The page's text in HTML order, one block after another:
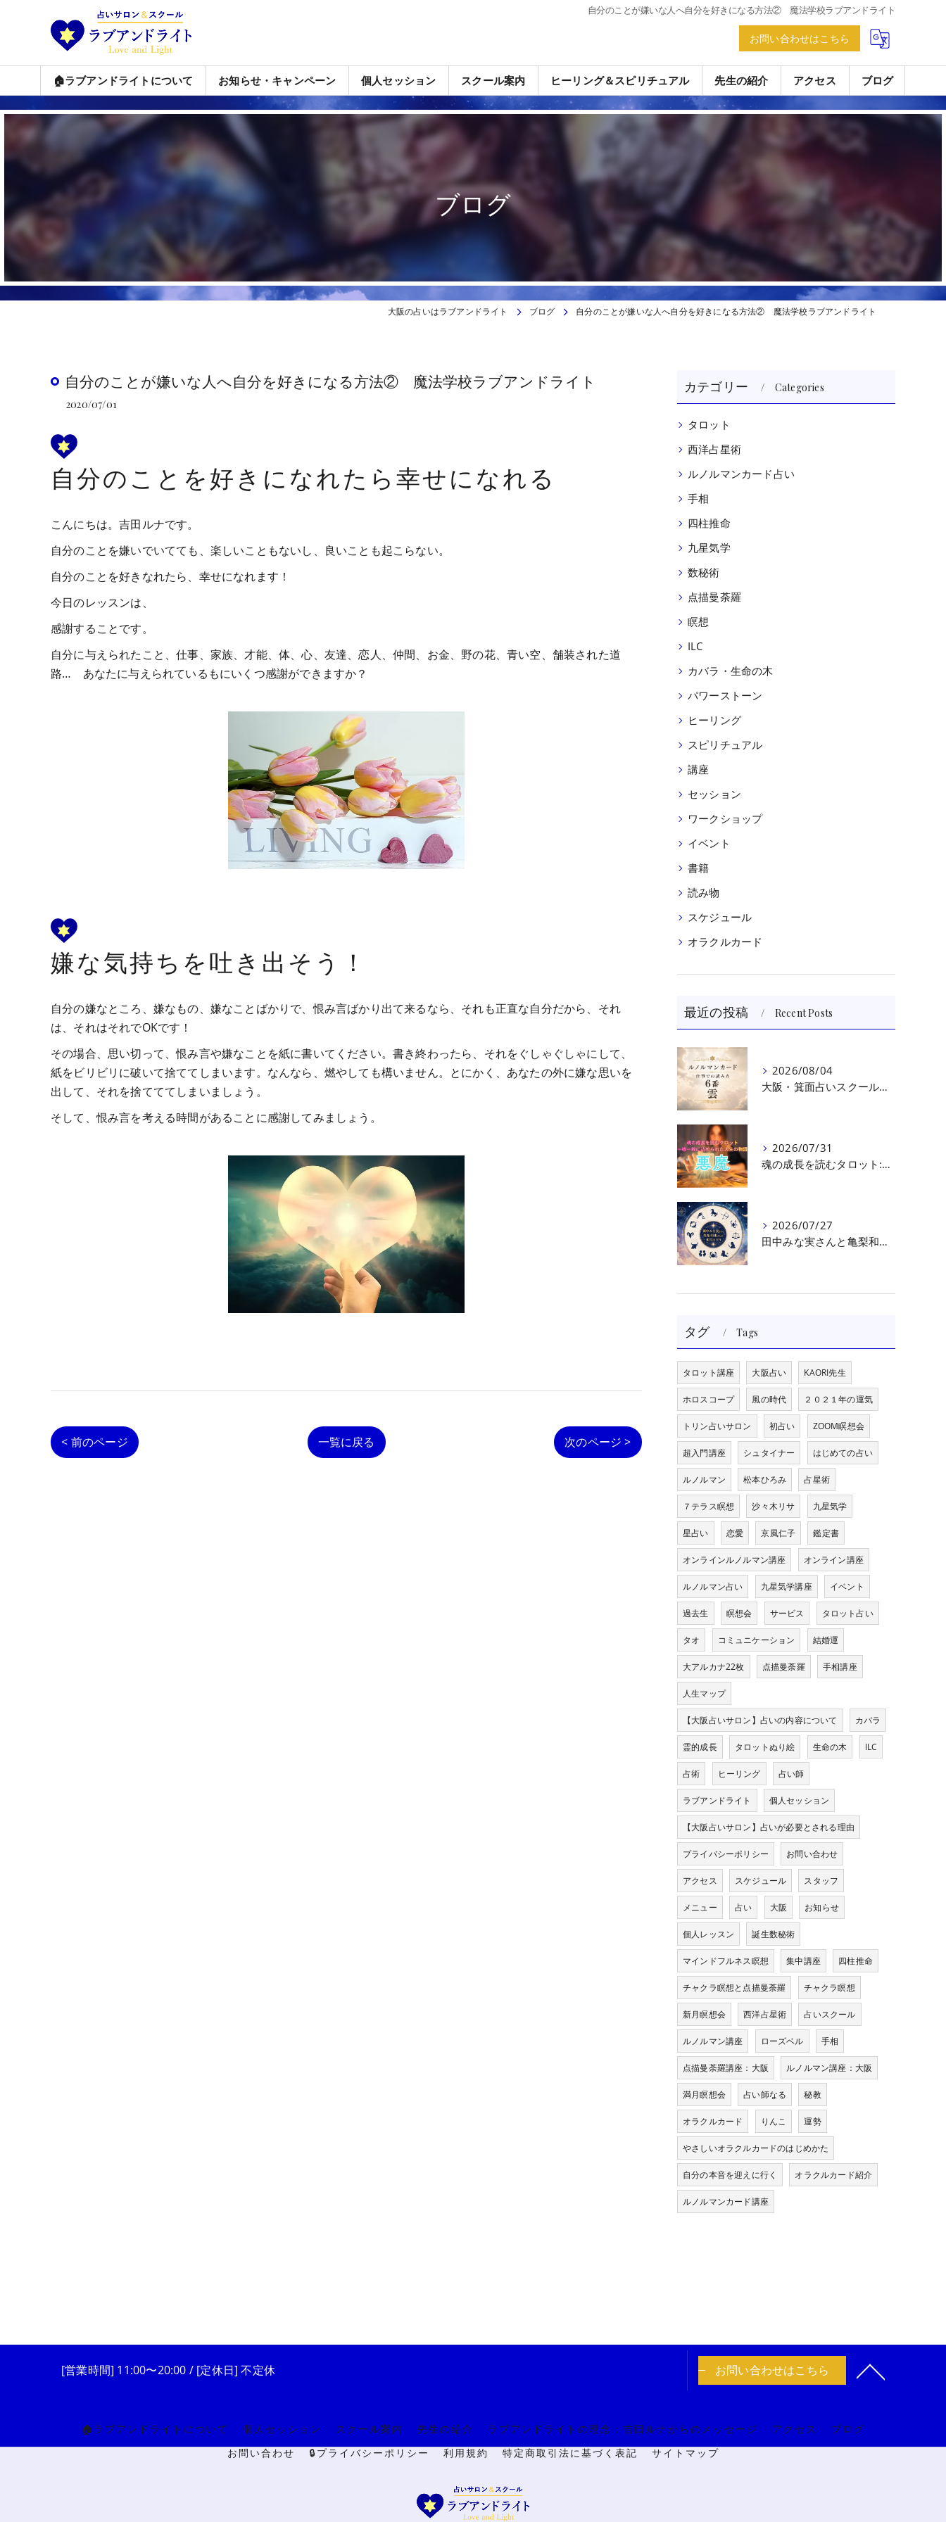
自分のことが嫌いな人へ自分を好きになる方法② 魔法学校ラブアンドライト
お問い合わせはこちら
🏠ラブアンドライトについて お知らせ・キャンペーン 個人セッション スクール案内 ヒーリング＆スピリチュアル 先生の紹介 アクセス ブログ
ブログ
大阪の占いはラブアンドライト ブログ 自分のことが嫌いな人へ自分を好きになる方法② 魔法学校ラブアンドライト
自分のことが嫌いな人へ自分を好きになる方法② 魔法学校ラブアンドライト
2020/07/01
自分のことを好きになれたら幸せになれる
こんにちは。吉田ルナです。
自分のことを嫌いでいてても、楽しいこともないし、良いことも起こらない。
自分のことを好きなれたら、幸せになれます！
今日のレッスンは、
感謝することです。
自分に与えられたこと、仕事、家族、才能、体、心、友達、恋人、仲間、お金、野の花、青い空、舗装された道
路… あなたに与えられているもにいくつ感謝ができますか？
嫌な気持ちを吐き出そう！
自分の嫌なところ、嫌なもの、嫌なことばかりで、恨み言ばかり出て来るなら、それも正直な自分だから、それ
は、それはそれでOKです！
その場合、思い切って、恨み言や嫌なことを紙に書いてください。書き終わったら、それをぐしゃぐしゃにして、
紙をビリビリに破いて捨ててしまいます。なんなら、燃やしても構いません。とにかく、あなたの外に嫌な思いを
出して、それを捨てててしまいましょう。
そして、恨み言を考える時間があることに感謝してみましょう。
< 前のページ 一覧に戻る 次のページ >
カテゴリー Categories
タロット
西洋占星術
ルノルマンカード占い
手相
四柱推命
九星気学
数秘術
点描曼荼羅
瞑想
ILC
カバラ・生命の木
パワーストーン
ヒーリング
スピリチュアル
講座
セッション
ワークショップ
イベント
書籍
読み物
スケジュール
オラクルカード
最近の投稿 Recent Posts
2026/08/04
大阪・箕面占いスクール 原 史恵 | ルノルマンカード読み方のコツ「雲」 仕事をテーマに占った場合
2026/07/31
魂の成長を読むタロット:悪魔（第十七回目）｜大阪・箕面占いスクールラブアンドライト
2026/07/27
田中みな実さんと亀梨和也さんの相性を読む｜大阪・箕面占いスクールラブアンドライト
タグ Tags
タロット講座 大阪占い KAORI先生
ホロスコープ 風の時代 ２０２１年の運気
トリン占いサロン 初占い ZOOM瞑想会
超入門講座 シュタイナー はじめての占い
ルノルマン 松本ひろみ 占星術
７テラス瞑想 沙々木リサ 九星気学
星占い 恋愛 京風仁子 鑑定書
オンラインルノルマン講座 オンライン講座
ルノルマン占い 九星気学講座 イベント
過去生 瞑想会 サービス タロット占い
タオ コミュニケーション 結婚運
大アルカナ22枚 点描曼荼羅 手相講座
人生マップ
【大阪占いサロン】占いの内容について カバラ
霊的成長 タロットぬり絵 生命の木 ILC
占術 ヒーリング 占い師
ラブアンドライト 個人セッション
【大阪占いサロン】占いが必要とされる理由
プライバシーポリシー お問い合わせ
アクセス スケジュール スタッフ
メニュー 占い 大阪 お知らせ
個人レッスン 誕生数秘術
マインドフルネス瞑想 集中講座 四柱推命
チャクラ瞑想と点描曼荼羅 チャクラ瞑想
新月瞑想会 西洋占星術 占いスクール
ルノルマン講座 ローズベル 手相
点描曼荼羅講座：大阪 ルノルマン講座：大阪
満月瞑想会 占い師なる 秘教
オラクルカード りんこ 運勢
やさしいオラクルカードのはじめかた
自分の本音を迎えに行く オラクルカード紹介
ルノルマンカード講座
[営業時間] 11:00〜20:00 / [定休日] 不定休 お問い合わせはこちら
🏠ラブアンドライトについて 個人セッション スクール案内 先生の紹介 ラブアンドライトの理念：吉田ルナからのメッセージ アクセス
ブログ
お問い合わせ
🔒プライバシーポリシー 利用規約 特定商取引法に基づく表記 サイトマップ